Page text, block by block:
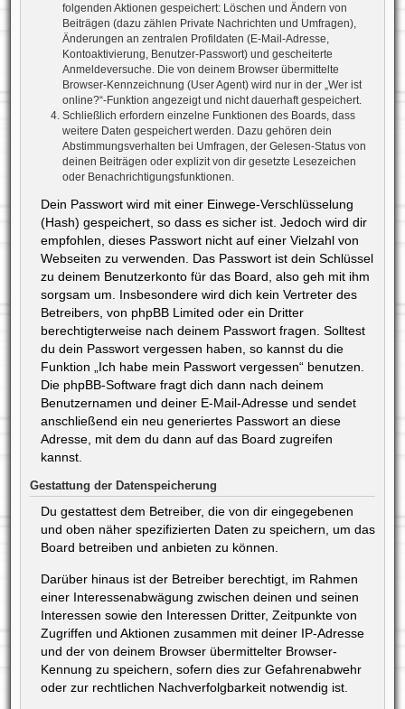
folgenden Aktionen gespeichert: Löschen und Ändern von
Beiträgen (dazu zählen Private Nachrichten und Umfragen),
Änderungen an zentralen Profildaten (E-Mail-Adresse,
Kontoaktivierung, Benutzer-Passwort) und gescheiterte
Anmeldeversuche. Die von deinem Browser übermittelte
Browser-Kennzeichnung (User Agent) wird nur in der „Wer ist
online?“-Funktion angezeigt und nicht dauerhaft gespeichert.
Schließlich erfordern einzelne Funktionen des Boards, dass
weitere Daten gespeichert werden. Dazu gehören dein
Abstimmungsverhalten bei Umfragen, der Gelesen-Status von
deinen Beiträgen oder explizit von dir gesetzte Lesezeichen
oder Benachrichtigungsfunktionen.
Dein Passwort wird mit einer Einwege-Verschlüsselung
(Hash) gespeichert, so dass es sicher ist. Jedoch wird dir
empfohlen, dieses Passwort nicht auf einer Vielzahl von
Webseiten zu verwenden. Das Passwort ist dein Schlüssel
zu deinem Benutzerkonto für das Board, also geh mit ihm
sorgsam um. Insbesondere wird dich kein Vertreter des
Betreibers, von phpBB Limited oder ein Dritter
berechtigterweise nach deinem Passwort fragen. Solltest
du dein Passwort vergessen haben, so kannst du die
Funktion „Ich habe mein Passwort vergessen“ benutzen.
Die phpBB-Software fragt dich dann nach deinem
Benutzernamen und deiner E-Mail-Adresse und sendet
anschließend ein neu generiertes Passwort an diese
Adresse, mit dem du dann auf das Board zugreifen
kannst.
Gestattung der Datenspeicherung
Du gestattest dem Betreiber, die von dir eingegebenen
und oben näher spezifizierten Daten zu speichern, um das
Board betreiben und anbieten zu können.
Darüber hinaus ist der Betreiber berechtigt, im Rahmen
einer Interessenabwägung zwischen deinen und seinen
Interessen sowie den Interessen Dritter, Zeitpunkte von
Zugriffen und Aktionen zusammen mit deiner IP-Adresse
und der von deinem Browser übermittelter Browser-
Kennung zu speichern, sofern dies zur Gefahrenabwehr
oder zur rechtlichen Nachverfolgbarkeit notwendig ist.